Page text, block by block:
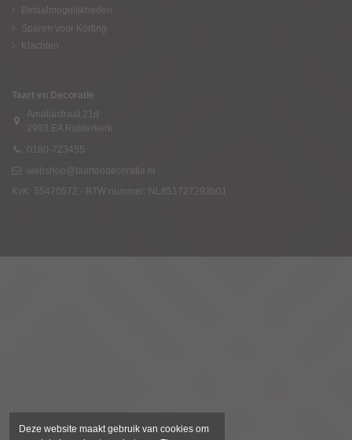
Betaalmogelijkheden
Sparen voor Korting
Klachten
Taart en Decoratie
Amaliastraat 21d
2983 EA Ridderkerk
0180-723455
webshop@taartendecoratie.nl
KvK: 55470572 - BTW nummer: NL851727293b01
Deze website maakt gebruik van cookies om